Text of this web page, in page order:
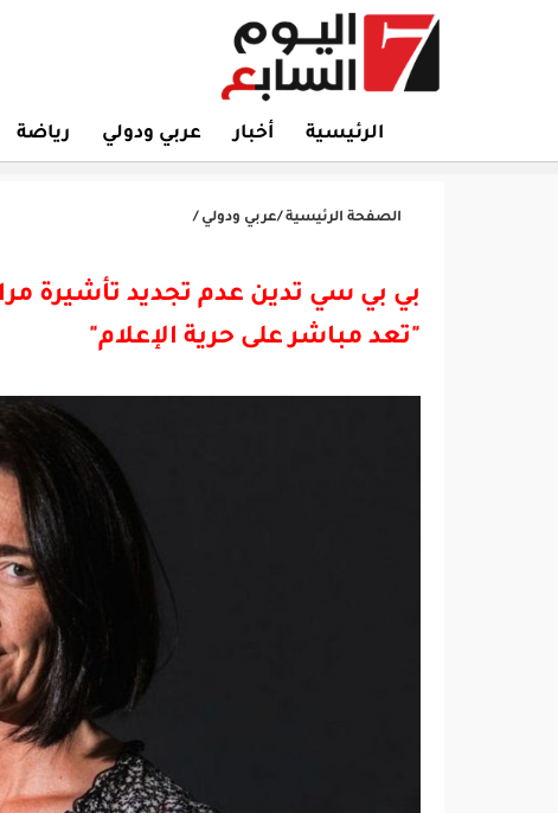
الرئيسية أخبار عربي ودولي رياضة
الصفحة الرئيسية /عربي ودولي /
بي بي سي تدين عدم تجديد تأشيرة
"تعد مباشر على حرية الإعلام"